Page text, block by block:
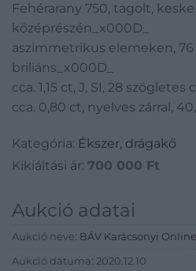
Fehérarany 750, tagolt,
középrészén_x000D_
aszimmetrikus elemeken,
briliáns_x000D_
cca. 1,15 ct, J, SI, 28 szögletes
cca. 0,80 ct, nyelves zárral,
Kategória: Ékszer, drágakő
Kikiáltási ár: 700 000 Ft
Aukció adatai
Aukció neve: BÁV Karácsonyi
Aukció dátuma: 2020.12.10